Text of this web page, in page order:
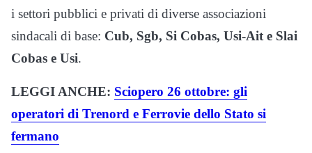
i settori pubblici e privati di diverse associazioni
sindacali di base: Cub, Sgb, Si Cobas, Usi-Ait e Slai
Cobas e Usi.
LEGGI ANCHE: Sciopero 26 ottobre: gli
operatori di Trenord e Ferrovie dello Stato si
fermano